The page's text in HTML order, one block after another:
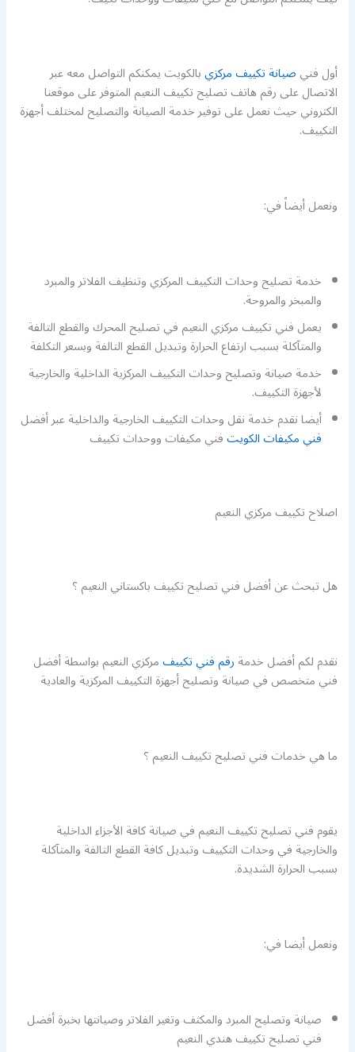
أول فنيصيانة تكييف مركزيبالكويت يمكنكم التواصل معه عبر
الاتصال على رقم هاتف تصليح تكييف النعيم المتوفر على موقعنا
الكتروني حيث نعمل على توفير خدمة الصيانة والتصليح لمختلف أجهزة
التكييف.
ونعمل أيضاً في:
خدمة تصليح وحدات التكييف المركزي وتنظيف الفلاتر والمبرد
والمبخر والمروحة.
يعمل فني تكييف مركزي النعيم في تصليح المحرك والقطع التالفة
والمتآكلة بسبب ارتفاع الحرارة وتبديل القطع التالفة وبسعر التكلفة
خدمة صيانة وتصليح وحدات التكييف المركزية الداخلية والخارجية
لأجهزة التكييف.
أيضا نقدم خدمة نقل وحدات التكييف الخارجية والداخلية عبر أفضل
فني مكيفات الكويتفني مكيفات ووحدات تكييف
اصلاح تكييف مركزي النعيم
هل تبحث عن أفضل فني تصليح تكييف باكستاني النعيم ؟
نقدم لكم أفضل خدمةرقم فني تكييفمركزي النعيم بواسطة أفضل
فني متخصص في صيانة وتصليح أجهزة التكييف المركزية والعادية
ما هي خدمات فني تصليح تكييف النعيم ؟
يقوم فني تصليح تكييف النعيم في صيانة كافة الأجزاء الداخلية
والخارجية في وحدات التكييف وتبديل كافة القطع التالفة والمتآكلة
بسبب الحرارة الشديدة.
ونعمل أيضا في:
صيانة وتصليح المبرد والمكثف وتغير الفلاتر وصيانتها بخبرة أفضل
فني تصليح تكييف هندي النعيم